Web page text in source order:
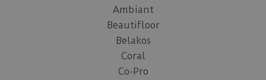
Ambiant
Beautifloor
Belakos
Coral
Co-Pro